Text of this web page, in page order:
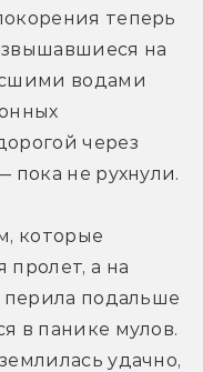
теперь
на
водами
через
пока не рухнули.
которые
пролет, а на
перила подальше
в панике мулов.
удачно,